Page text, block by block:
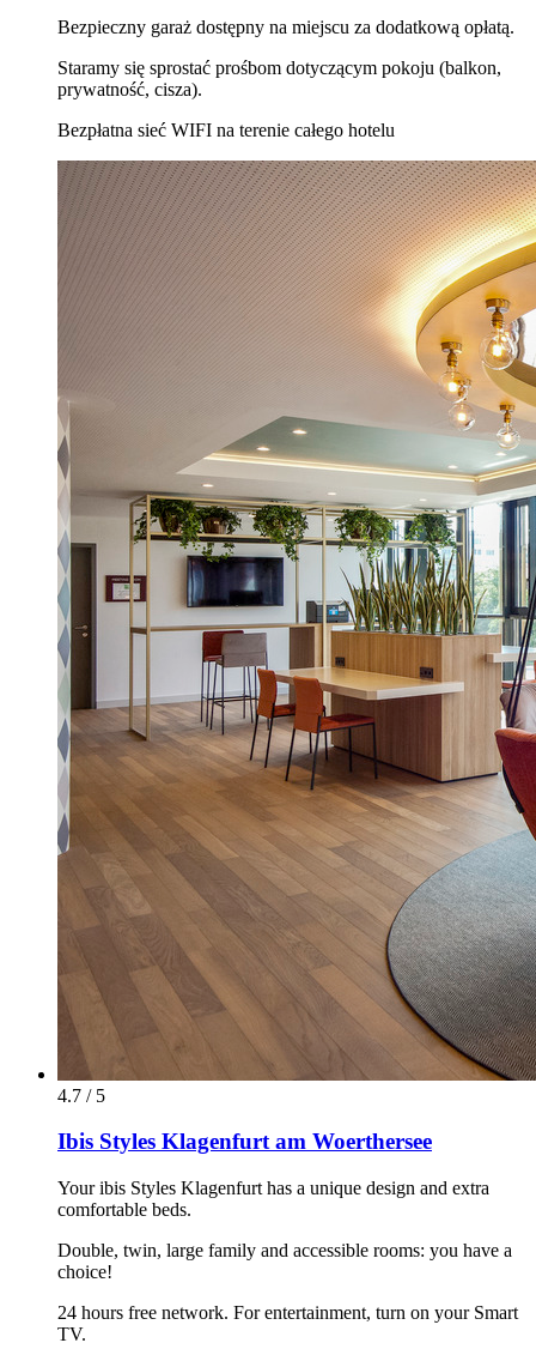
Bezpieczny garaż dostępny na miejscu za dodatkową opłatą.
Staramy się sprostać prośbom dotyczącym pokoju (balkon,
prywatność, cisza).
Bezpłatna sieć WIFI na terenie całego hotelu
4.7 / 5
Ibis Styles Klagenfurt am Woerthersee
Your ibis Styles Klagenfurt has a unique design and extra
comfortable beds.
Double, twin, large family and accessible rooms: you have a
choice!
24 hours free network. For entertainment, turn on your Smart
TV.